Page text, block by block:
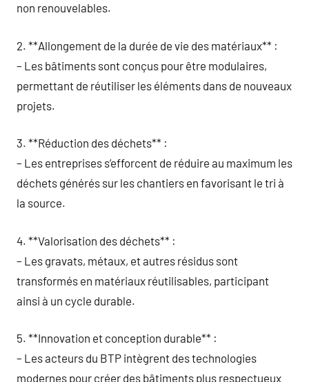
non renouvelables.
2. **Allongement de la durée de vie des matériaux** :
– Les bâtiments sont conçus pour être modulaires,
permettant de réutiliser les éléments dans de nouveaux
projets.
3. **Réduction des déchets** :
– Les entreprises s’efforcent de réduire au maximum les
déchets générés sur les chantiers en favorisant le tri à
la source.
4. **Valorisation des déchets** :
– Les gravats, métaux, et autres résidus sont
transformés en matériaux réutilisables, participant
ainsi à un cycle durable.
5. **Innovation et conception durable** :
– Les acteurs du BTP intègrent des technologies
modernes pour créer des bâtiments plus respectueux